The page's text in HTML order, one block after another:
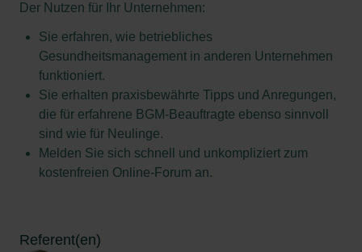
Der Nutzen für Ihr Unternehmen:
Sie erfahren, wie betriebliches
Gesundheitsmanagement in anderen Unternehmen
funktioniert.
Sie erhalten praxisbewährte Tipps und Anregungen,
die für erfahrene BGM-Beauftragte ebenso sinnvoll
sind wie für Neulinge.
Melden Sie sich schnell und unkompliziert zum
kostenfreien Online-Forum an.
Referent(en)